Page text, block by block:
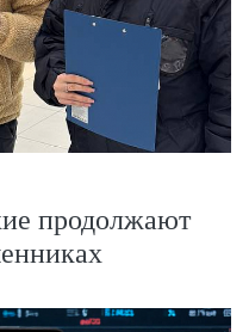
продолжают